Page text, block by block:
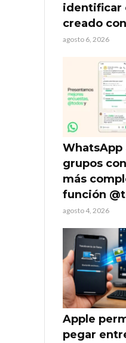
identificar
creado
agosto 6, 2026
WhatsApp
grupos
más
función
agosto 4, 2026
Apple
pegar